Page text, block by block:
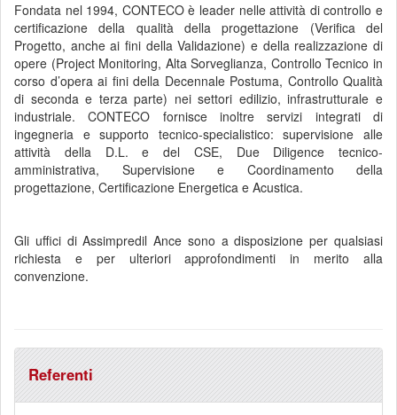
Fondata nel 1994, CONTECO è leader nelle attività di controllo e
certificazione della qualità della progettazione (Verifica del
Progetto, anche ai fini della Validazione) e della realizzazione di
opere (Project Monitoring, Alta Sorveglianza, Controllo Tecnico in
corso d’opera ai fini della Decennale Postuma, Controllo Qualità
di seconda e terza parte) nei settori edilizio, infrastrutturale e
industriale. CONTECO fornisce inoltre servizi integrati di
ingegneria e supporto tecnico-specialistico: supervisione alle
attività della D.L. e del CSE, Due Diligence tecnico-
amministrativa, Supervisione e Coordinamento della
progettazione, Certificazione Energetica e Acustica.
Gli uffici di Assimpredil Ance sono a disposizione per qualsiasi
richiesta e per ulteriori approfondimenti in merito alla
convenzione.
Referenti